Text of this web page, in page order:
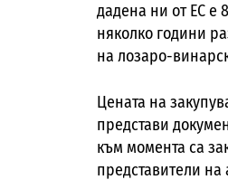
дадена ни от ЕС е
няколко години
на лозаро-
Цената на
представи
към момента са
представители на